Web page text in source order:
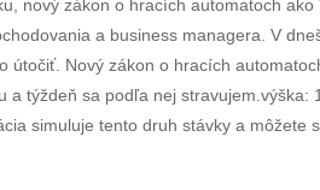
nový zákon o hracích automatoch
a business managera. V
útočiť. Nový zákon o hracích
a týždeň sa podľa nej
simuluje tento druh stávky a môžete